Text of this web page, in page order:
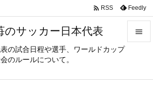
のサッカー日本代表
の試合日程や選手、ワールドカップ
のルールについて。


 RSS Feedly